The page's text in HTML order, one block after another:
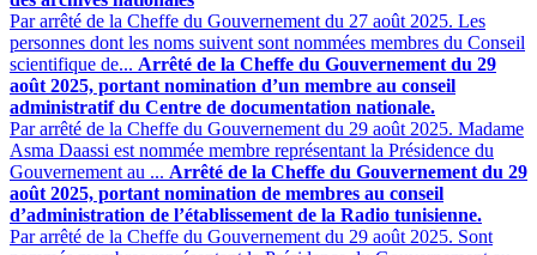
Par arrêté de la Cheffe du Gouvernement du 27 août 2025. Les
personnes dont les noms suivent sont nommées membres du Conseil
scientifique de... Arrêté de la Cheffe du Gouvernement du 29
août 2025, portant nomination d’un membre au conseil
administratif du Centre de documentation nationale.
Par arrêté de la Cheffe du Gouvernement du 29 août 2025. Madame
Asma Daassi est nommée membre représentant la Présidence du
Gouvernement au ... Arrêté de la Cheffe du Gouvernement du 29
août 2025, portant nomination de membres au conseil
d’administration de l’établissement de la Radio tunisienne.
Par arrêté de la Cheffe du Gouvernement du 29 août 2025. Sont